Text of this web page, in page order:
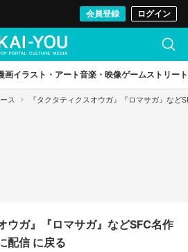
会員登録 ログイン
画イラスト・アート音楽・映像ゲームストリート
ス 『タクタティクスオウガ』『ロマサガ』な
ウガ』『ロマサガ』などSFC名作
配信 に戻る